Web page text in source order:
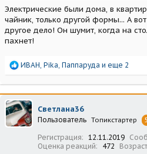
Электрические были дома, в
чайник, только другой формы... А
другое дело! Он шумит, когда на
пахнет!
Р
а
к
ц
и
и
ИВАН, Pika, Паппаруда и еще 2
Светлана36
Пользователь Топикстартер
Регистрация 12.11.2019
Оценка реакций
472 Возраст